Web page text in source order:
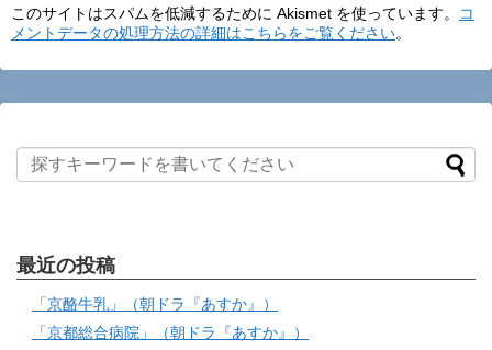
このサイトはスパムを低減するために Akismet を使っています。
コ
メントデータの処理方法の詳細はこちらをご覧ください。
最近の投稿
「京酪牛乳」（朝ドラ『あすか』）
「京都総合病院」（朝ドラ『あすか』）